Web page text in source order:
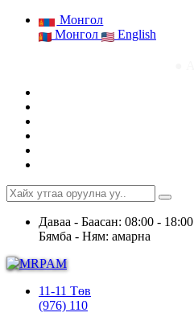
Монгол
Монгол
English
Даваа - Баасан: 08:00 - 18:00
Бямба - Ням: амарна
11-11 Төв
(976) 110